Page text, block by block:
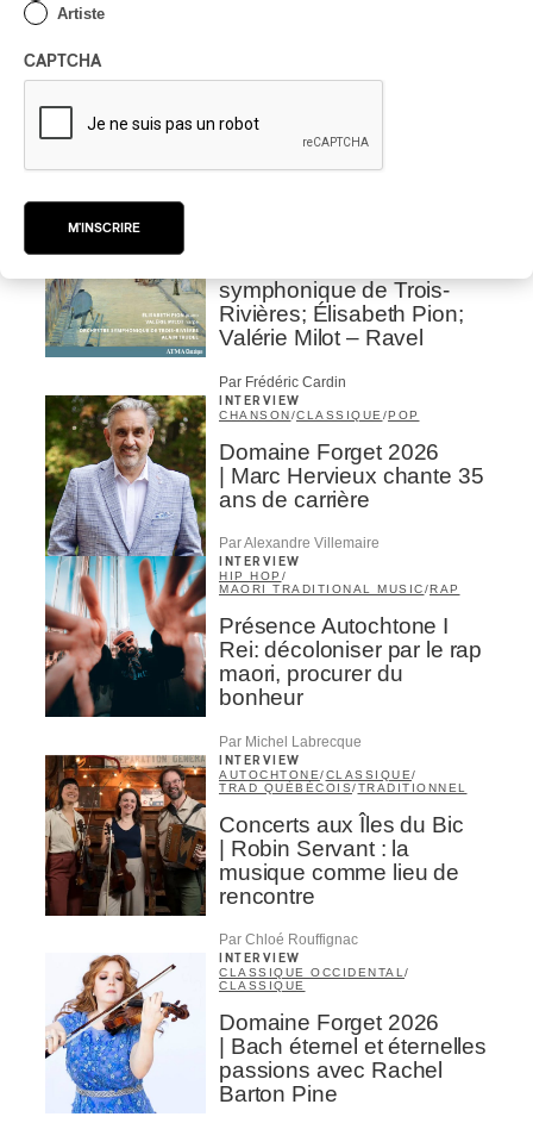
Down
symphonique de Trois-
Rivières; Élisabeth Pion;
Valérie Milot – Ravel
Par Frédéric Cardin
INTERVIEW
CHANSON/CLASSIQUE /POP
Domaine Forget 2026
| Marc Hervieux chante 35
ans de carrière
Par Alexandre Villemaire
INTERVIEW
HIP HOP /
MAORI TRADITIONAL MUSIC/RAP
Présence Autochtone I
Rei: décoloniser par le rap
maori, procurer du
bonheur
Par Michel Labrecque
INTERVIEW
AUTOCHTONE/CLASSIQUE/
TRAD QUÉBÉCOIS/TRADITIONNEL
Concerts aux Îles du Bic
| Robin Servant : la
musique comme lieu de
rencontre
Par Chloé Rouffignac
INTERVIEW
CLASSIQUE OCCIDENTAL /
CLASSIQUE
Domaine Forget 2026
| Bach éternel et éternelles
passions avec Rachel
Barton Pine
Artiste
CAPTCHA
M'INSCRIRE